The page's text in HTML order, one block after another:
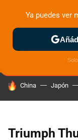
ZONA DE PRUEBAS
HOY SE HABLA DE
China Japón
Triumph
Ya puedes ver